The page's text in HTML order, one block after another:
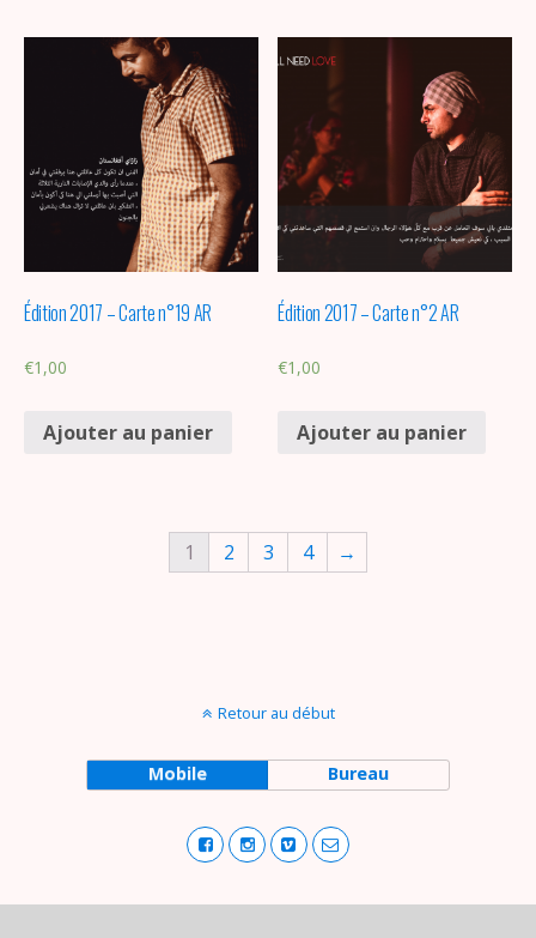
Édition 2017 – Carte n°19 AR
€1,00
Ajouter au panier
Édition 2017 – Carte n°2 AR
€1,00
Ajouter au panier
1 2 3 4 →
Retour au début
Mobile Bureau